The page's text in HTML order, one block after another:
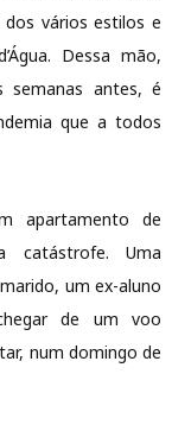
vários estilos e
Dessa mão,
semanas antes, é
que a todos
apartamento de
catástrofe. Uma
um ex-aluno
de um voo
num domingo de